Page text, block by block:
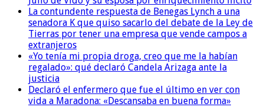
La contundente respuesta de Benegas Lynch a una
senadora K que quiso sacarlo del debate de la Ley de
Tierras por tener una empresa que vende campos a
extranjeros
«Yo tenía mi propia droga, creo que me la habían
regalado»: qué declaró Candela Arizaga ante la
justicia
Declaró el enfermero que fue el último en ver con
vida a Maradona: «Descansaba en buena forma»